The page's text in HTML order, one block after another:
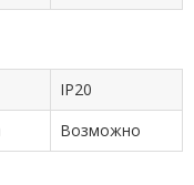
IP20
Возможно